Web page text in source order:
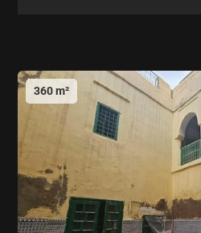
360 m²